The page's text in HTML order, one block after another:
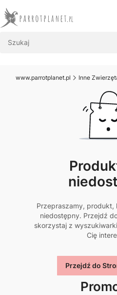
www.parrotplanet.pl Inne
Przepraszamy, produkt,
niedostępny. Przejdź
skorzystaj z
Cię
Przejdź do